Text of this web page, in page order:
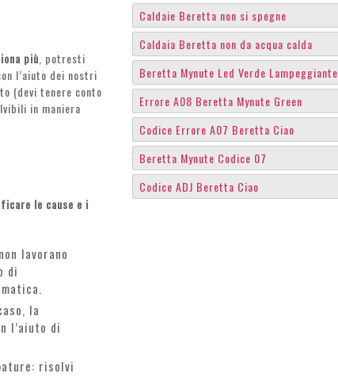
più, potresti
l’aiuto dei nostri
(devi tenere conto
in maniera
le cause e i
lavorano
di
la
l’aiuto di
risolvi
Caldaie Beretta non si spegne
Caldaia Beretta non da acqua calda
Beretta Mynute Led Verde Lampeggiante
Errore A08 Beretta Mynute Green
Codice Errore A07 Beretta Ciao
Beretta Mynute Codice 07
Codice ADJ Beretta Ciao